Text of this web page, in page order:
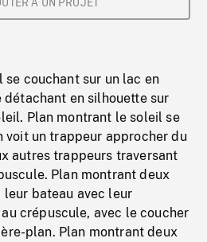
À UN PROJET
se couchant sur un lac en
en silhouette sur
Plan montrant le soleil se
voit un trappeur approcher du
autres trappeurs traversant
Plan montrant deux
leur bateau avec leur
crépuscule, avec le coucher
plan. Plan montrant deux